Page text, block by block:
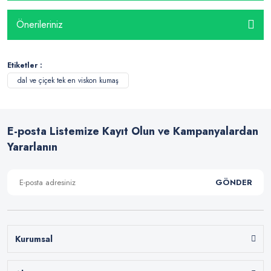
Önerileriniz
Etiketler :
dal ve çiçek tek en viskon kumaş
E-posta Listemize Kayıt Olun ve Kampanyalardan
Yararlanın
GÖNDER
Kurumsal